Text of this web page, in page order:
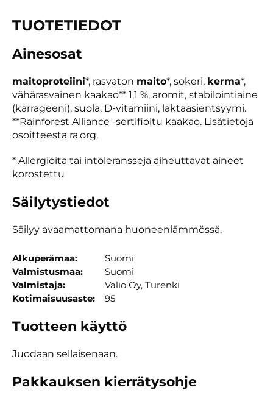
TUOTETIEDOT
Ainesosat
maitoproteiini*, rasvaton maito*, sokeri, kerma*,
vähärasvainen kaakao** 1,1 %, aromit, stabilointiaine
(karrageeni), suola, D-vitamiini, laktaasientsyymi.
**Rainforest Alliance -sertifioitu kaakao. Lisätietoja
osoitteesta ra.org.
* Allergioita tai intoleransseja aiheuttavat aineet
korostettu
Säilytystiedot
Säilyy avaamattomana huoneenlämmössä.
Alkuperämaa
Suomi
Valmistusmaa
Suomi
Valmistaja
Valio Oy, Turenki
Kotimaisuusaste
95
Tuotteen käyttö
Juodaan sellaisenaan.
Pakkauksen kierrätysohje